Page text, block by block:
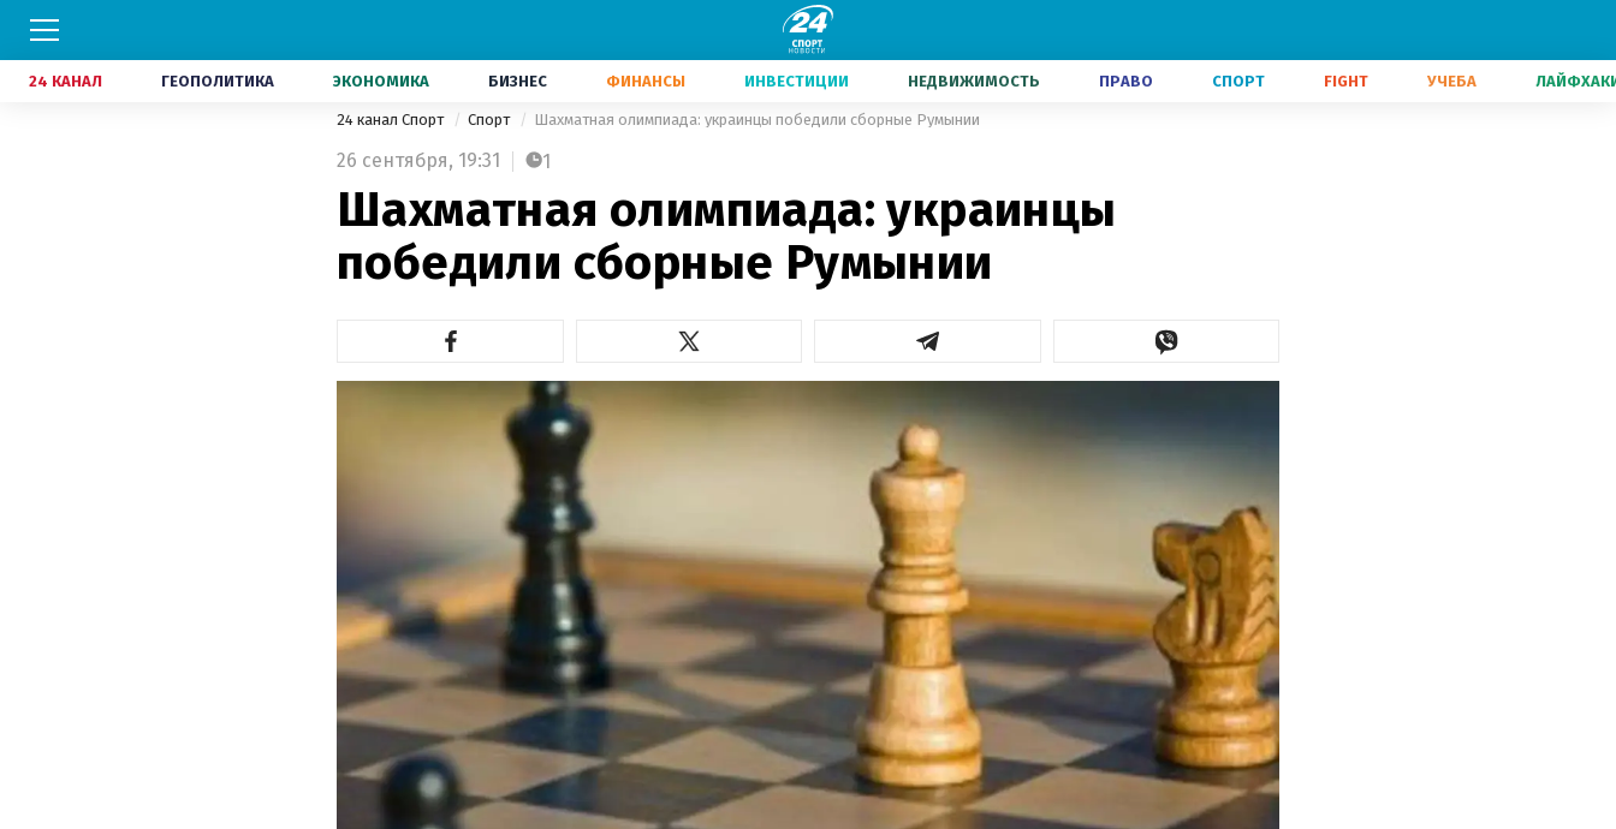
24 КАНАЛ ГЕОПОЛИТИКА ЭКОНОМИКА БИЗНЕС ФИНАНСЫ ИНВЕСТИЦИИ НЕДВИЖИМОСТЬ ПРАВО СПОРТ FIGHT УЧЕБА
24 канал Спорт Спорт Шахматная олимпиада: украинцы победили сборные Румынии
26 сентября, 19:31 1
Шахматная олимпиада: украинцы
победили сборные Румынии